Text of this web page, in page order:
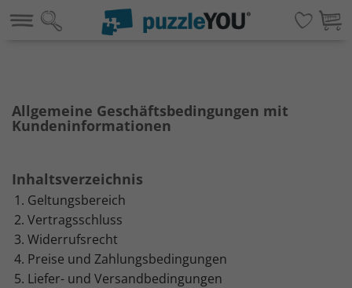
Allgemeine Geschäftsbedingungen mit
Kundeninformationen
Inhaltsverzeichnis
Geltungsbereich
Vertragsschluss
Widerrufsrecht
Preise und Zahlungsbedingungen
Liefer- und Versandbedingungen